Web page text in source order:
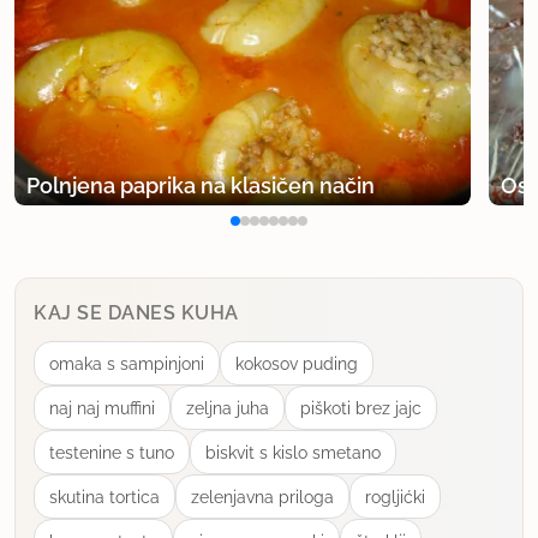
Polnjena paprika na klasičen način
KAJ SE DANES KUHA
omaka s sampinjoni kokosov puding
naj naj muffini zeljna juha piškoti brez jajc
testenine s tuno biskvit s kislo smetano
skutina tortica zelenjavna priloga rogljićki